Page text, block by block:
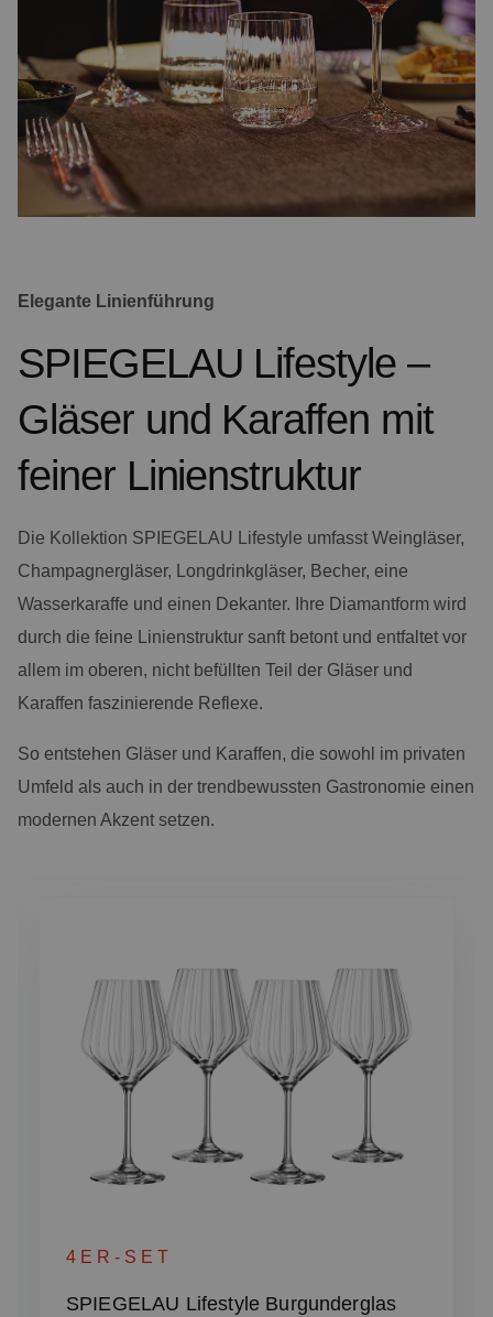
Elegante Linienführung
SPIEGELAU Lifestyle –
Gläser und Karaffen mit
feiner Linienstruktur
Die Kollektion SPIEGELAU Lifestyle umfasst Weingläser,
Champagnergläser, Longdrinkgläser, Becher, eine
Wasserkaraffe und einen Dekanter. Ihre Diamantform wird
durch die feine Linienstruktur sanft betont und entfaltet vor
allem im oberen, nicht befüllten Teil der Gläser und
Karaffen faszinierende Reflexe.
So entstehen Gläser und Karaffen, die sowohl im privaten
Umfeld als auch in der trendbewussten Gastronomie einen
modernen Akzent setzen.
4ER-SET
SPIEGELAU Lifestyle Burgunderglas